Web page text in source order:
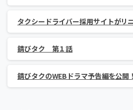
タクシードライバー採用サイトがリ
錆びタク 第１話
錆びタクのWEBドラマ予告編を公開！